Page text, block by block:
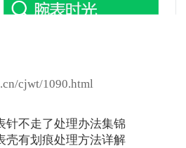
cjwt/1090.html
针不走了处理办法集锦
壳有划痕处理方法详解